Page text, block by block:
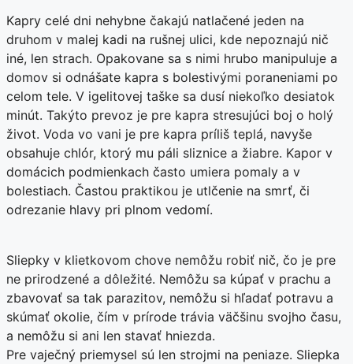
Kapry celé dni nehybne čakajú natlačené jeden na
druhom v malej kadi na rušnej ulici, kde nepoznajú nič
iné, len strach. Opakovane sa s nimi hrubo manipuluje a
domov si odnášate kapra s bolestivými poraneniami po
celom tele. V igelitovej taške sa dusí niekoľko desiatok
minút. Takýto prevoz je pre kapra stresujúci boj o holý
život. Voda vo vani je pre kapra príliš teplá, navyše
obsahuje chlór, ktorý mu páli sliznice a žiabre. Kapor v
domácich podmienkach často umiera pomaly a v
bolestiach. Častou praktikou je utlčenie na smrť, či
odrezanie hlavy pri plnom vedomí.
Sliepky v klietkovom chove nemôžu robiť nič, čo je pre
ne prirodzené a dôležité. Nemôžu sa kúpať v prachu a
zbavovať sa tak parazitov, nemôžu si hľadať potravu a
skúmať okolie, čím v prírode trávia väčšinu svojho času,
a nemôžu si ani len stavať hniezda.
Pre vaječný priemysel sú len strojmi na peniaze. Sliepka